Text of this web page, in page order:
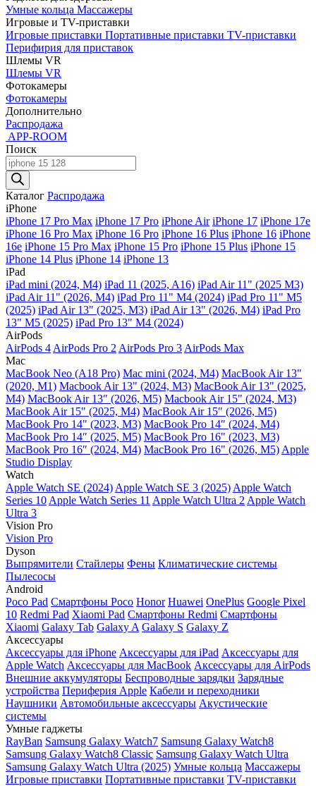
Умные кольца Массажеры
Игровые и TV-приставки
Игровые приставки Портативные приставки TV-приставки
Перифирия для приставок
Шлемы VR
Шлемы VR
Фотокамеры
Фотокамеры
Дополнительно
Распродажа
APP-ROOM
Поиск
Поиск
товаров
Каталог Распродажа
iPhone
iPhone 17 Pro Max iPhone 17 Pro iPhone Air iPhone 17 iPhone 17e
iPhone 16 Pro Max iPhone 16 Pro iPhone 16 Plus iPhone 16 iPhone
16e iPhone 15 Pro Max iPhone 15 Pro iPhone 15 Plus iPhone 15
iPhone 14 Plus iPhone 14 iPhone 13
iPad
iPad mini (2024, M4) iPad 11 (2025, A16) iPad Air 11" (2025 M3)
iPad Air 11" (2026, M4) iPad Pro 11" M4 (2024) iPad Pro 11" M5
(2025) iPad Air 13" (2025, M3) iPad Air 13" (2026, M4) iPad Pro
13" M5 (2025) iPad Pro 13" M4 (2024)
AirPods
AirPods 4 AirPods Pro 2 AirPods Pro 3 AirPods Max
Mac
MacBook Neo (A18 Pro) Mac mini (2024, M4) MacBook Air 13"
(2020, M1) Macbook Air 13" (2024, M3) MacBook Air 13" (2025,
M4) MacBook Air 13″ (2026, M5) Macbook Air 15" (2024, M3)
MacBook Air 15" (2025, M4) MacBook Air 15″ (2026, M5)
MacBook Pro 14" (2023, M3) MacBook Pro 14″ (2024, M4)
MacBook Pro 14″ (2025, M5) MacBook Pro 16" (2023, M3)
MacBook Pro 16″ (2024, M4) MacBook Pro 16" (2026, M5) Apple
Studio Display
Watch
Apple Watch SE (2024) Apple Watch SE 3 (2025) Apple Watch
Series 10 Apple Watch Series 11 Apple Watch Ultra 2 Apple Watch
Ultra 3
Vision Pro
Vision Pro
Dyson
Выпрямители Стайлеры Фены Климатические системы
Пылесосы
Android
Poco Pad Смартфоны Poco Honor Huawei OnePlus Google Pixel
10 Redmi Pad Xiaomi Pad Смартфоны Redmi Смартфоны
Xiaomi Galaxy Tab Galaxy A Galaxy S Galaxy Z
Аксессуары
Аксессуары для iPhone Аксессуары для iPad Аксессуары для
Apple Watch Аксессуары для MacBook Аксессуары для AirPods
Внешние аккумуляторы Беспроводные зарядки Зарядные
устройства Периферия Apple Кабели и переходники
Наушники Автомобильные аксессуары Акустические
системы
Умные гаджеты
RayBan Samsung Galaxy Watch7 Samsung Galaxy Watch8
Samsung Galaxy Watch8 Classic Samsung Galaxy Watch Ultra
Samsung Galaxy Watch Ultra (2025) Умные кольца Массажеры
Игровые приставки Портативные приставки TV-приставки